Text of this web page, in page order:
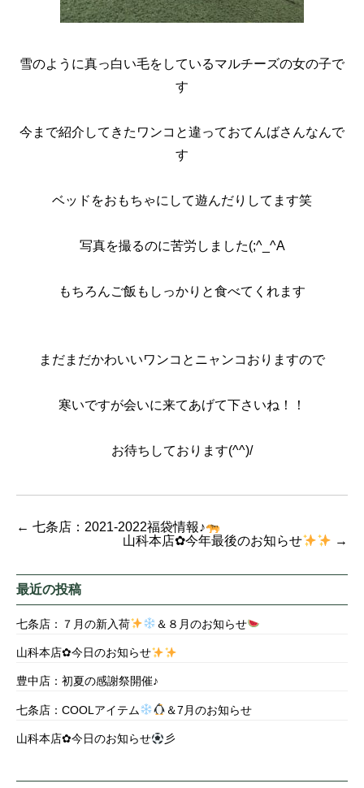
雪のように真っ白い毛をしているマルチーズの女の子で
す
今まで紹介してきたワンコと違っておてんばさんなんで
す
ベッドをおもちゃにして遊んだりしてます笑
写真を撮るのに苦労しました(;^_^A
もちろんご飯もしっかりと食べてくれます
まだまだかわいいワンコとニャンコおりますので
寒いですが会いに来てあげて下さいね！！
お待ちしております(^^)/
← 七条店：2021-2022福袋情報♪
山科本店✿今年最後のお知らせ
→
最近の投稿
七条店：７月の新入荷 ＆８月のお知らせ
山科本店✿今日のお知らせ
豊中店：初夏の感謝祭開催♪
七条店：COOLアイテム ＆7月のお知らせ
山科本店✿今日のお知らせ 彡